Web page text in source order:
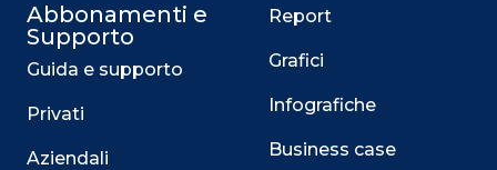
Abbonamenti e
Supporto
Guida e supporto
Privati
Aziendali
Report
Grafici
Infografiche
Business case